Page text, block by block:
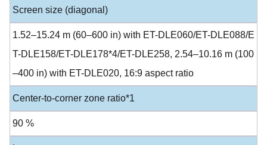
Screen size (diagonal)
1.52–15.24 m (60–600 in) with ET-DLE060/ET-DLE088/E
T-DLE158/ET-DLE178*4/ET-DLE258, 2.54–10.16 m (100
–400 in) with ET-DLE020, 16:9 aspect ratio
Center-to-corner zone ratio*1
90 %